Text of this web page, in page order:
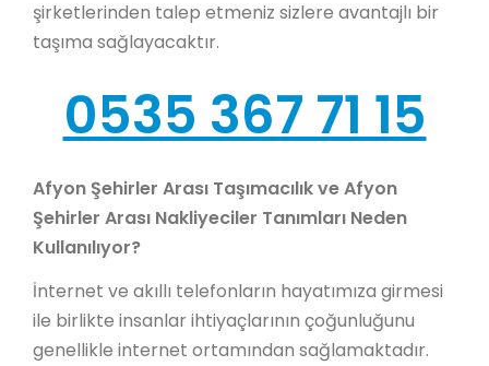
şirketlerinden talep etmeniz sizlere avantajlı bir
taşıma sağlayacaktır.
0535 367 71 15
Afyon Şehirler Arası Taşımacılık ve Afyon
Şehirler Arası Nakliyeciler Tanımları Neden
Kullanılıyor?
İnternet ve akıllı telefonların hayatımıza girmesi
ile birlikte insanlar ihtiyaçlarının çoğunluğunu
genellikle internet ortamından sağlamaktadır.